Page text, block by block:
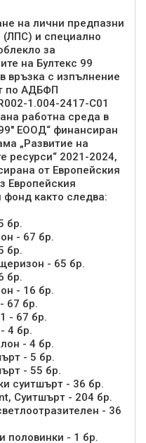
на лични предпазни
(ЛПС) и специално
за
на Бултекс 99
връзка с изпълнение
по АДБФП
1.004-2417-C01
работна среда в
ЕООД“ финансиран
„Развитие на
ресурси“ 2021-2024,
от Европейския
Европейския
фонд както следва:
бр.
- 67 бр.
бр.
- 65 бр.
бр.
- 16 бр.
67 бр.
- 67 бр.
4 бр.
- 4 бр.
- 5 бр.
- 55 бр.
суитшърт - 36 бр.
Суитшърт - 204 бр.
- 36
половинки - 1 бр.